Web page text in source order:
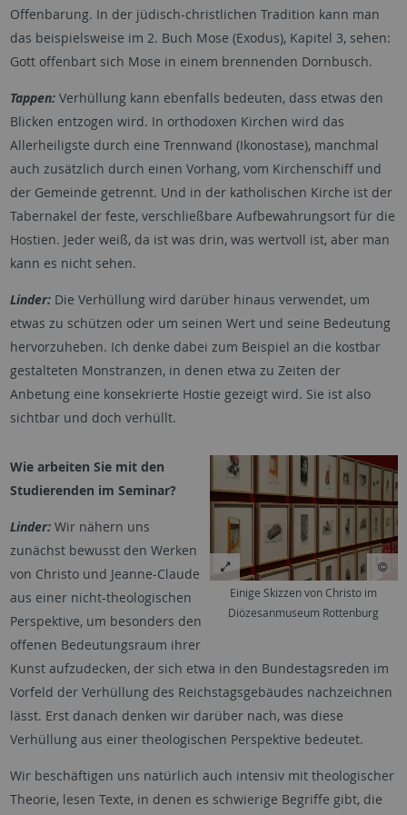
Offenbarung. In der jüdisch-christlichen Tradition kann man
das beispielsweise im 2. Buch Mose (Exodus), Kapitel 3, sehen:
Gott offenbart sich Mose in einem brennenden Dornbusch.
Tappen:Verhüllung kann ebenfalls bedeuten, dass etwas den
Blicken entzogen wird. In orthodoxen Kirchen wird das
Allerheiligste durch eine Trennwand (Ikonostase), manchmal
auch zusätzlich durch einen Vorhang, vom Kirchenschiff und
der Gemeinde getrennt. Und in der katholischen Kirche ist der
Tabernakel der feste, verschließbare Aufbewahrungsort für die
Hostien. Jeder weiß, da ist was drin, was wertvoll ist, aber man
kann es nicht sehen.
Linder:Die Verhüllung wird darüber hinaus verwendet, um
etwas zu schützen oder um seinen Wert und seine Bedeutung
hervorzuheben. Ich denke dabei zum Beispiel an die kostbar
gestalteten Monstranzen, in denen etwa zu Zeiten der
Anbetung eine konsekrierte Hostie gezeigt wird. Sie ist also
sichtbar und doch verhüllt.
Einige Skizzen von Christo im
Diözesanmuseum Rottenburg
Wie arbeiten Sie mit den
Studierenden im Seminar?
Linder:Wir nähern uns
zunächst bewusst den Werken
von Christo und Jeanne-Claude
aus einer nicht-theologischen
Perspektive, um besonders den
offenen Bedeutungsraum ihrer
Kunst aufzudecken, der sich etwa in den Bundestagsreden im
Vorfeld der Verhüllung des Reichstagsgebäudes nachzeichnen
lässt. Erst danach denken wir darüber nach, was diese
Verhüllung aus einer theologischen Perspektive bedeutet.
Wir beschäftigen uns natürlich auch intensiv mit theologischer
Theorie, lesen Texte, in denen es schwierige Begriffe gibt, die